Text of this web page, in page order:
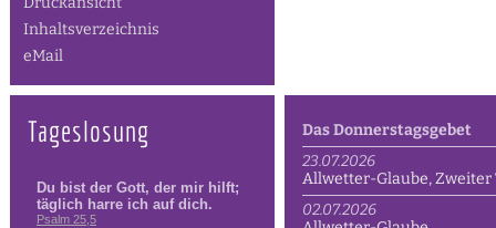
Inhaltsverzeichnis
eMail
Tageslosung
Das Donnerstagsgebet
23.07.2026
Allwetter-Glaube, Zweiter
02.07.2026